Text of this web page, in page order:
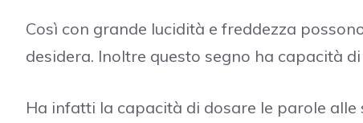
Così con grande lucidità e freddezza
desidera. Inoltre questo segno ha capacità
Ha infatti la capacità di dosare le parole